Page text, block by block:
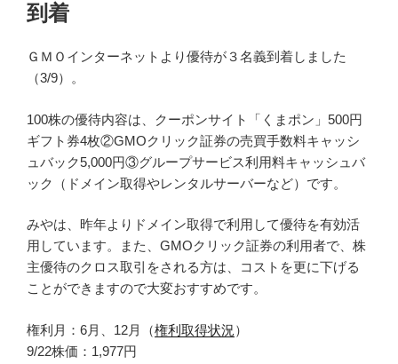
到着
ＧＭＯインターネットより優待が３名義到着しました
（3/9）。
100株の優待内容は、クーポンサイト「くまポン」500円
ギフト券4枚②GMOクリック証券の売買手数料キャッシ
ュバック5,000円③グループサービス利用料キャッシュバ
ック（ドメイン取得やレンタルサーバーなど）です。
みやは、昨年よりドメイン取得で利用して優待を有効活
用しています。また、GMOクリック証券の利用者で、株
主優待のクロス取引をされる方は、コストを更に下げる
ことができますので大変おすすめです。
権利月：6月、12月（権利取得状況 ）
9/22株価：1,977円